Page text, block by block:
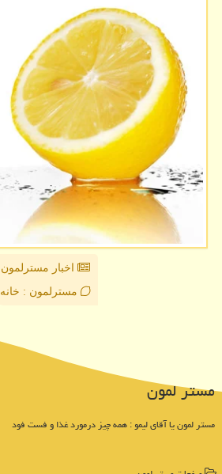
اخبار مسترلمون
مسترلمون : خانه
مستر لمون
مستر لمون یا آقای لیمو : همه چیز درمورد غذا و فست فود